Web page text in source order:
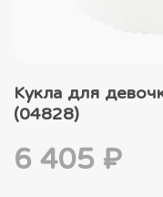
Кукла для
(04828)
6 405 ₽